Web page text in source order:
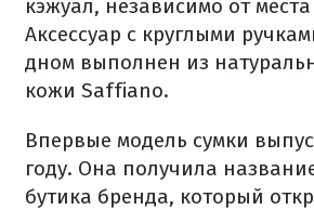
кэжуал, независимо от
Аксессуар с круглыми
дном выполнен из
кожи Saffiano.
Впервые модель сумки
году. Она получила
бутика бренда, который